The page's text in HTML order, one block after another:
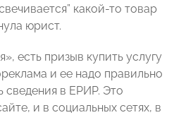
какой-то товар
юрист.
есть призыв купить услугу
и ее надо правильно
сведения в ЕРИР. Это
и в социальных сетях, в